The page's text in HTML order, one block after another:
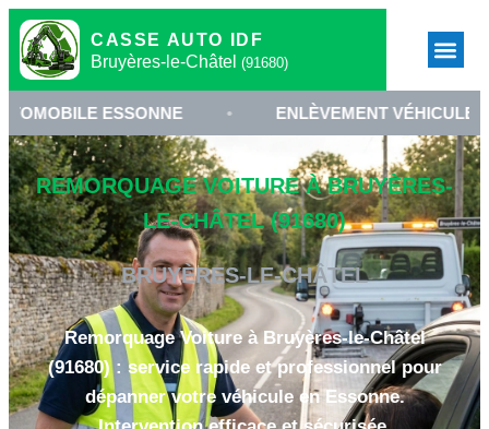
CASSE AUTO IDF
Bruyères-le-Châtel (91680)
ESSONNE • ENLÈVEMENT VÉHICULE
REMORQUAGE VOITURE À BRUYÈRES-
LE-CHÂTEL (91680)
BRUYÈRES-LE-CHÂTEL
Remorquage Voiture à Bruyères-le-Châtel
(91680) : service rapide et professionnel pour
dépanner votre véhicule en Essonne.